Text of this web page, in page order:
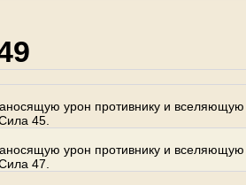
урон противнику и вселяющую
45.
урон противнику и вселяющую
47.